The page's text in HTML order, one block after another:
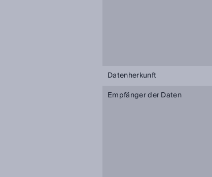
Datenherkunft
Empfänger der Daten